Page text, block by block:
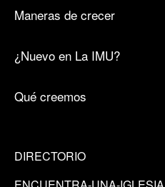
Maneras de crecer
¿Nuevo en La IMU?
Qué creemos
DIRECTORIO